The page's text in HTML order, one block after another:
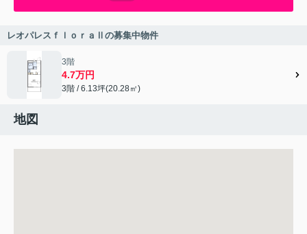
レオパレスｆｌｏｒａⅡの募集中物件
3階
4.7万円
3階 / 6.13坪(20.28㎡)
地図